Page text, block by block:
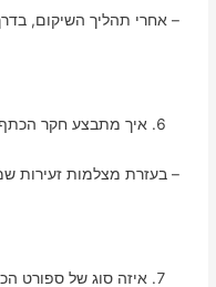
– אחרי תהליך השיקום,
איך מתבצע חקר הכתף
– בעזרת מצלמות זעירות
איזה סוג של ספורט